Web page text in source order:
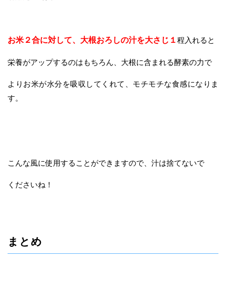
お米２合に対して、大根おろしの汁を大さじ１程入れると
栄養がアップするのはもちろん、大根に含まれる酵素の力で
よりお米が水分を吸収してくれて、モチモチな食感になりま
す。
こんな風に使用することができますので、汁は捨てないで
くださいね！
まとめ